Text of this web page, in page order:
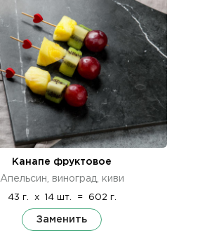
Канапе фруктовое
Апельсин, виноград, киви
43 г. x 14 шт. = 602 г.
Заменить